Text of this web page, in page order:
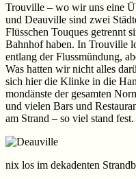
Trouville – wo wir uns eine
und Deauville sind zwei
Flüsschen Touques getrennt
Bahnhof haben. In Trouville
entlang der Flussmündung,
Was hatten wir nicht alles
sich hier die Klinke in die
mondänste der gesamten
und vielen Bars und
am Strand – so viel stand fest.
nix los im dekadenten